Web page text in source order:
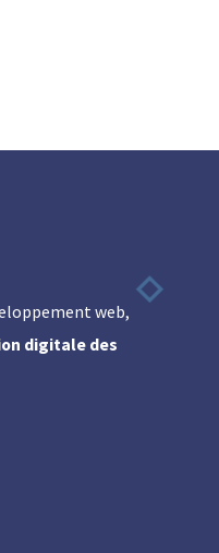
web,
digitale des